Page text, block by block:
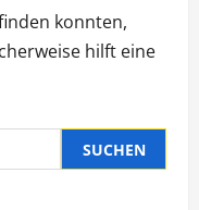
konnten,
hilft eine